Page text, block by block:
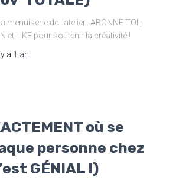
menuiserie de l’atelier…ABONNE TOI ,
et LIKE pour soutenir la créativité !
y a 1 an
où se
personne chez
GÉNIAL !)